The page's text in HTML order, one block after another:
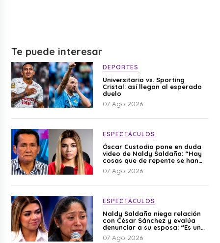
Te puede interesar
DEPORTES
Universitario vs. Sporting
Cristal: así llegan al esperado
duelo
07 Ago 2026
ESPECTÁCULOS
Óscar Custodio pone en duda
video de Naldy Saldaña: “Hay
cosas que de repente se han
editado”
07 Ago 2026
ESPECTÁCULOS
Naldy Saldaña niega relación
con César Sánchez y evalúa
denunciar a su esposa: “Es una
difamación”
07 Ago 2026